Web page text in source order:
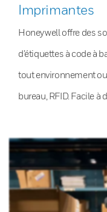
Imprimantes
Honeywell offre des
d’étiquettes à code à
tout environnement
bureau, RFID. Facile à